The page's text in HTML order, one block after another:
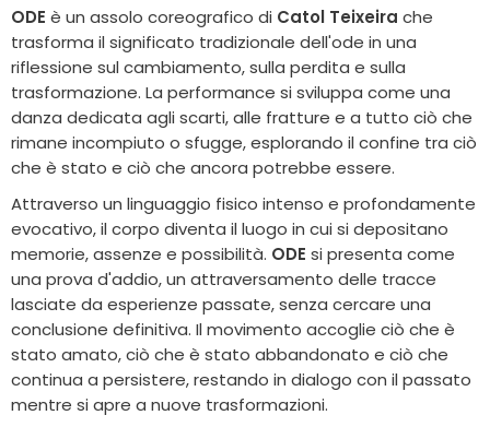
ODE è un assolo coreografico di Catol Teixeira che
trasforma il significato tradizionale dell'ode in una
riflessione sul cambiamento, sulla perdita e sulla
trasformazione. La performance si sviluppa come una
danza dedicata agli scarti, alle fratture e a tutto ciò che
rimane incompiuto o sfugge, esplorando il confine tra ciò
che è stato e ciò che ancora potrebbe essere.
Attraverso un linguaggio fisico intenso e profondamente
evocativo, il corpo diventa il luogo in cui si depositano
memorie, assenze e possibilità. ODE si presenta come
una prova d'addio, un attraversamento delle tracce
lasciate da esperienze passate, senza cercare una
conclusione definitiva. Il movimento accoglie ciò che è
stato amato, ciò che è stato abbandonato e ciò che
continua a persistere, restando in dialogo con il passato
mentre si apre a nuove trasformazioni.